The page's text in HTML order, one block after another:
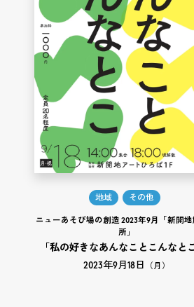
地域 その他
ニューあそび場の創造 2023年9月「新開
所」
「私の好きなあんなことこんなとこ
2023年9月18日
（月）